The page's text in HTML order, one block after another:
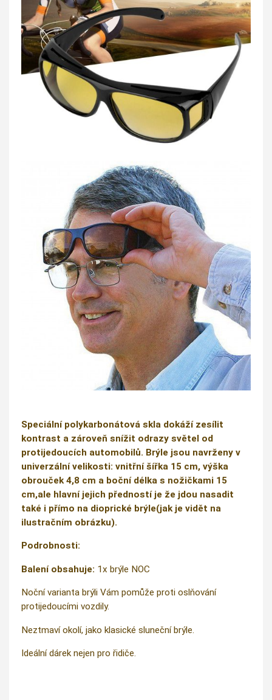
Speciální polykarbonátová skla dokáží zesílit
kontrast a zároveň snížit odrazy světel od
protijedoucích automobilů. Brýle jsou navrženy v
univerzální velikosti: vnitřní šířka 15 cm, výška
obrouček 4,8 cm a boční délka s nožičkami 15
cm,ale hlavní jejich předností je že jdou nasadit
také i přímo na dioprické brýle(jak je vidět na
ilustračním obrázku).
Podrobnosti:
Balení obsahuje: 1x brýle NOC
Noční varianta brýli Vám pomůže proti oslňování
protijedoucími vozdily.
Neztmaví okolí, jako klasické sluneční brýle.
Ideální dárek nejen pro řidiče.